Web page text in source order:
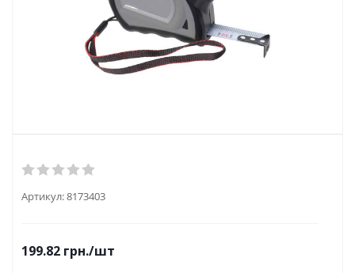
Артикул:8173403
199.82 грн./шт